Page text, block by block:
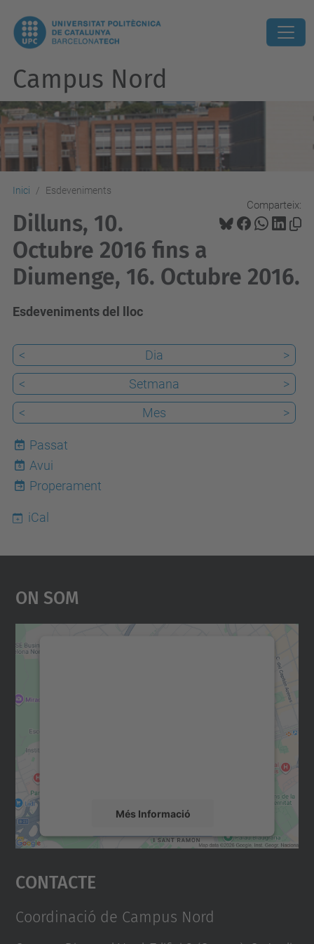
Campus Nord
Inici Esdeveniments
Comparteix:
Dilluns, 10.
Octubre 2016 fins a
Diumenge, 16. Octubre 2016.
Esdeveniments del lloc
< Dia
>
<
Setmana
>
<
Mes >
Passat
6
Avui
Properament
iCal
On Som
Més Informació
Accepta
powered by
Contacte
Coordinació de Campus Nord